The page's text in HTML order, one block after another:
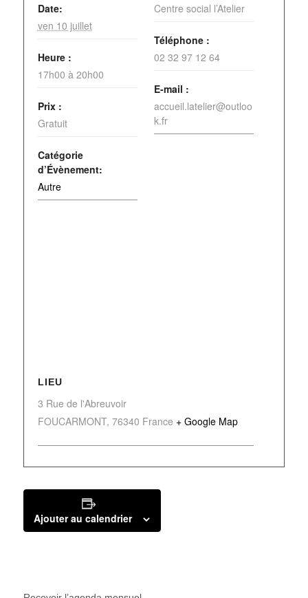
Date:
ven 10 juillet
Heure :
17h00 à 20h00
Prix :
Gratuit
Catégorie
d’Évènement:
Autre
Centre social l’Atelier
Téléphone :
02 32 97 12 64
E-mail :
accueil.latelier@outloo
k.fr
LIEU
3 Rue de l'Abreuvoir
FOUCARMONT, 76340 France + Google Map
Ajouter au calendrier